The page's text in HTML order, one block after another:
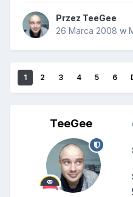
Przez TeeGee
26 Marca 2008 w
1 2 3 4 5 6
TeeGee